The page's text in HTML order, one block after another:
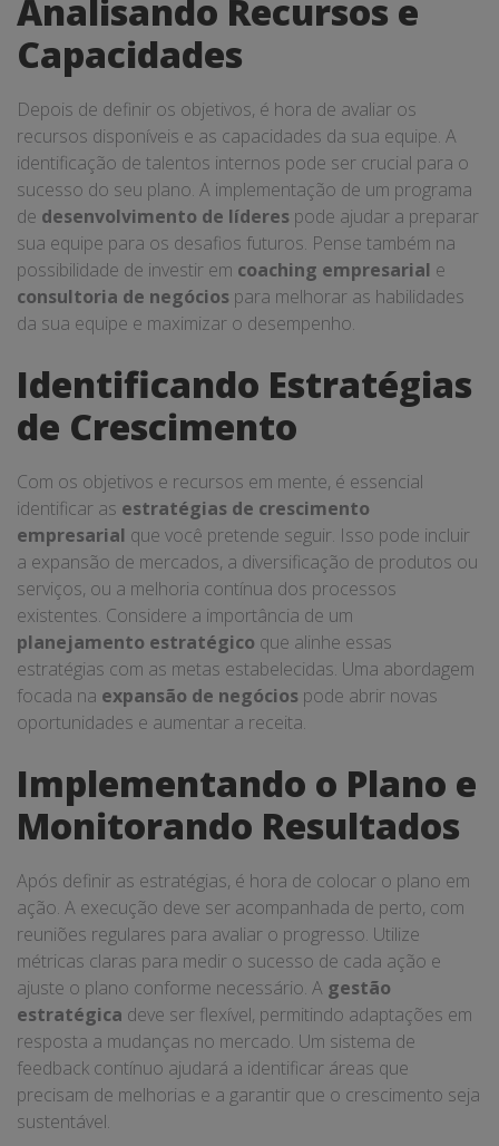
Analisando Recursos e
Capacidades
Depois de definir os objetivos, é hora de avaliar os
recursos disponíveis e as capacidades da sua equipe. A
identificação de talentos internos pode ser crucial para o
sucesso do seu plano. A implementação de um programa
de desenvolvimento de líderes pode ajudar a preparar
sua equipe para os desafios futuros. Pense também na
possibilidade de investir em coaching empresarial e
consultoria de negócios para melhorar as habilidades
da sua equipe e maximizar o desempenho.
Identificando Estratégias
de Crescimento
Com os objetivos e recursos em mente, é essencial
identificar as estratégias de crescimento
empresarial que você pretende seguir. Isso pode incluir
a expansão de mercados, a diversificação de produtos ou
serviços, ou a melhoria contínua dos processos
existentes. Considere a importância de um
planejamento estratégico que alinhe essas
estratégias com as metas estabelecidas. Uma abordagem
focada na expansão de negócios pode abrir novas
oportunidades e aumentar a receita.
Implementando o Plano e
Monitorando Resultados
Após definir as estratégias, é hora de colocar o plano em
ação. A execução deve ser acompanhada de perto, com
reuniões regulares para avaliar o progresso. Utilize
métricas claras para medir o sucesso de cada ação e
ajuste o plano conforme necessário. A gestão
estratégica deve ser flexível, permitindo adaptações em
resposta a mudanças no mercado. Um sistema de
feedback contínuo ajudará a identificar áreas que
precisam de melhorias e a garantir que o crescimento seja
sustentável.